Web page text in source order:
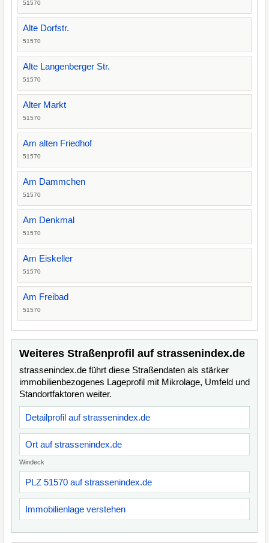
51570
Alte Dorfstr.
51570
Alte Langenberger Str.
51570
Alter Markt
51570
Am alten Friedhof
51570
Am Dammchen
51570
Am Denkmal
51570
Am Eiskeller
51570
Am Freibad
51570
Weiteres Straßenprofil auf strassenindex.de
strassenindex.de führt diese Straßendaten als stärker
immobilienbezogenes Lageprofil mit Mikrolage, Umfeld und
Standortfaktoren weiter.
Detailprofil auf strassenindex.de
Ort auf strassenindex.de
Windeck
PLZ 51570 auf strassenindex.de
Immobilienlage verstehen